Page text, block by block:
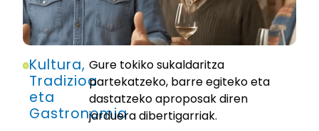
Kultura,
Tradizioa
eta
Gastronomia
Gure tokiko sukaldaritza
partekatzeko, barre egiteko eta
dastatzeko aproposak diren
jarduera dibertigarriak.